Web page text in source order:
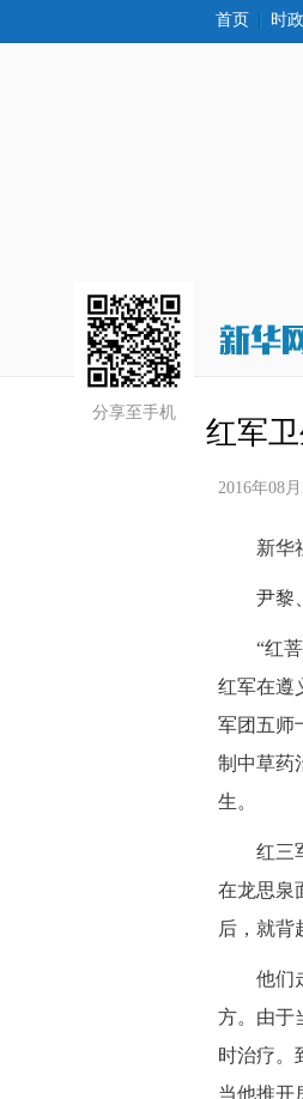
首页 时政
分享至手机
红军
2016年08
新华社
尹黎、
“红菩萨
红军在遵
军团五师
制中草药
生。
红三军
在龙思泉
后，就背
他们走
方。由于
时治疗。
当他推开